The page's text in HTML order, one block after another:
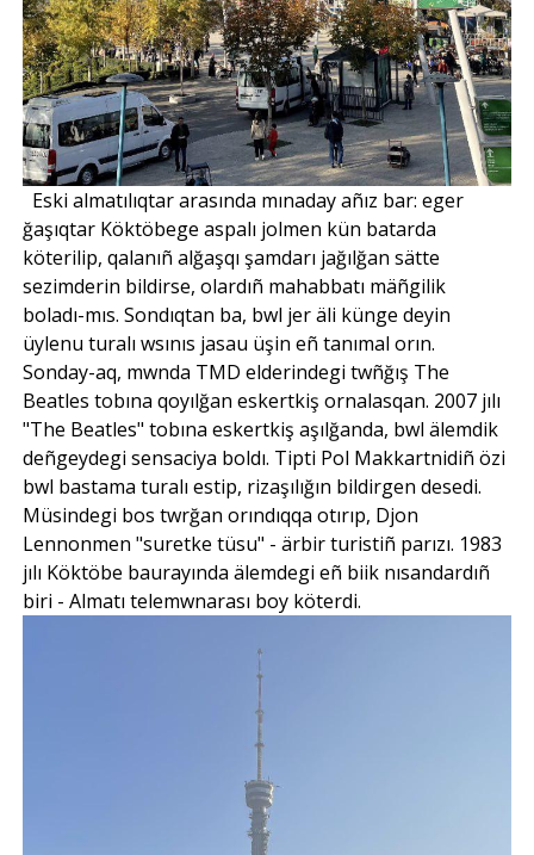
Eski almatılıqtar arasında mınaday añız bar: eger
ğaşıqtar Köktöbege aspalı jolmen kün batarda
köterilip, qalanıñ alğaşqı şamdarı jağılğan sätte
sezimderin bildirse, olardıñ mahabbatı mäñgilik
boladı-mıs. Sondıqtan ba, bwl jer äli künge deyin
üylenu turalı wsınıs jasau üşin eñ tanımal orın.
Sonday-aq, mwnda TMD elderindegi twñğış The
Beatles tobına qoyılğan eskertkiş ornalasqan. 2007 jılı
"The Beatles" tobına eskertkiş aşılğanda, bwl älemdik
deñgeydegi sensaciya boldı. Tipti Pol Makkartnidiñ özi
bwl bastama turalı estip, rizaşılığın bildirgen desedi.
Müsindegi bos twrğan orındıqqa otırıp, Djon
Lennonmen "suretke tüsu" - ärbir turistiñ parızı. 1983
jılı Köktöbe baurayında älemdegi eñ biik nısandardıñ
biri - Almatı telemwnarası boy köterdi.